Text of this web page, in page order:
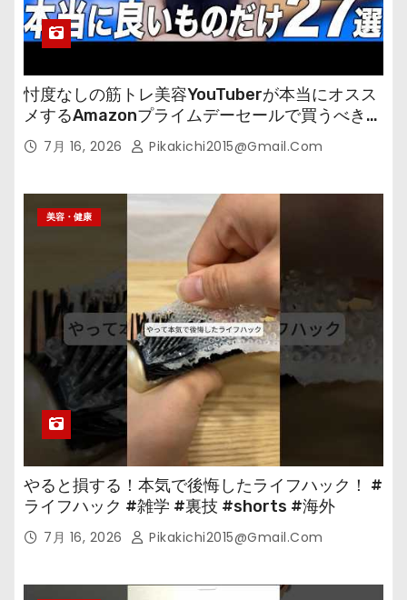
忖度なしの筋トレ美容YouTuberが本当にオスス
メするAmazonプライムデーセールで買うべきも
の 7月 16, 2026 Pikakichi2015@gmail.com
美容・健康
やると損する！本気で後悔したライフハック！ #
ライフハック #雑学 #裏技 #shorts #海外
7月 16, 2026 Pikakichi2015@gmail.com